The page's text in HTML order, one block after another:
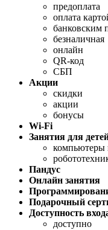
предоплата
оплата
банковским
безналичная
онлайн
QR-код
СБП
Акции
скидки
акции
бонусы
Wi-Fi
Занятия для
компьютеры
Пандус
Онлайн занятия
Подарочный
Доступность
доступно